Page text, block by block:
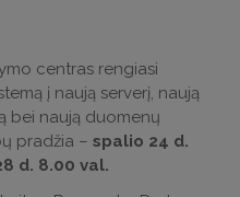
centras rengiasi
į naują serverį, naują
bei naują duomenų
pradžia – spalio 24 d.
d. 8.00 val.